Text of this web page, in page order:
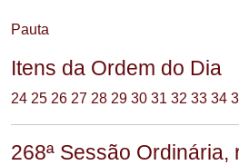
Pauta
Itens da Ordem do Dia
24 25 26 27 28 29 30 31 32 33 34
268ª Sessão Ordinária,